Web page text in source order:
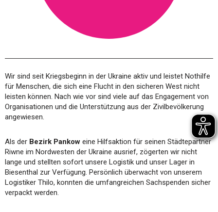
Wir sind seit Kriegsbeginn in der Ukraine aktiv und leistet Nothilfe
für Menschen, die sich eine Flucht in den sicheren West nicht
leisten können. Nach wie vor sind viele auf das Engagement von
Organisationen und die Unterstützung aus der Zivilbevölkerung
angewiesen.
Als der Bezirk Pankow eine Hilfsaktion für seinen Städtepartner
Riwne im Nordwesten der Ukraine ausrief, zögerten wir nicht
lange und stellten sofort unsere Logistik und unser Lager in
Biesenthal zur Verfügung. Persönlich überwacht von unserem
Logistiker Thilo, konnten die umfangreichen Sachspenden sicher
verpackt werden.